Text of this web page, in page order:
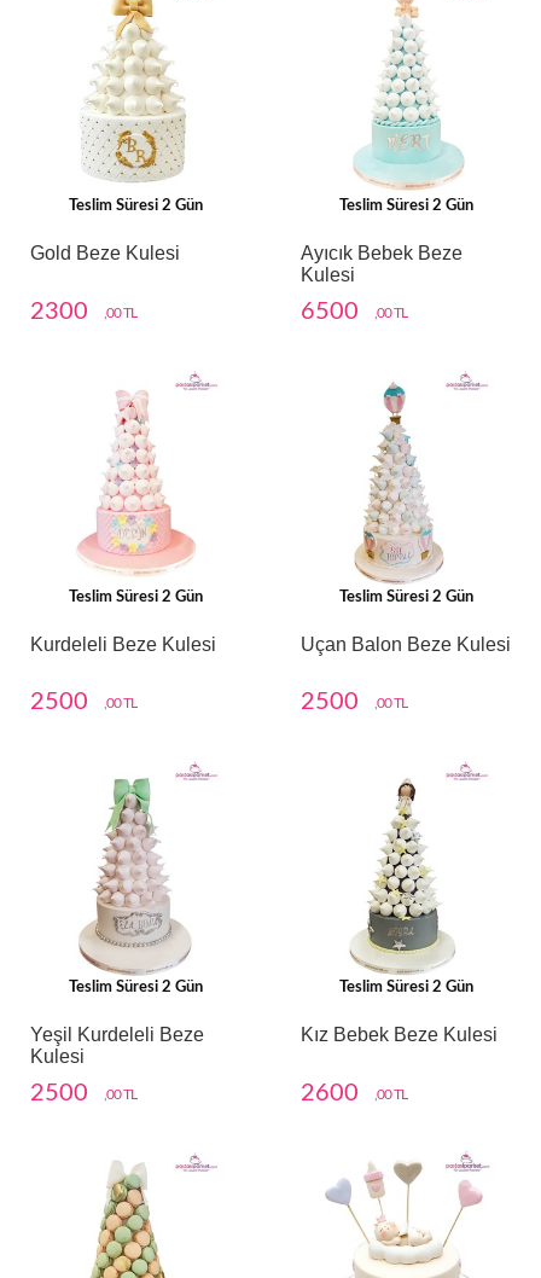
Teslim Süresi 2 Gün
Gold Beze Kulesi
2300 ,00 TL
Teslim Süresi 2 Gün
Ayıcık Bebek Beze
Kulesi
6500 ,00 TL
Teslim Süresi 2 Gün
Kurdeleli Beze Kulesi
2500 ,00 TL
Teslim Süresi 2 Gün
Uçan Balon Beze Kulesi
2500 ,00 TL
Teslim Süresi 2 Gün
Yeşil Kurdeleli Beze
Kulesi
2500 ,00 TL
Teslim Süresi 2 Gün
Kız Bebek Beze Kulesi
2600 ,00 TL